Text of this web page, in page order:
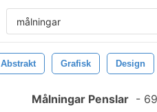
Abstrakt Grafisk Design
Målningar Penslar -